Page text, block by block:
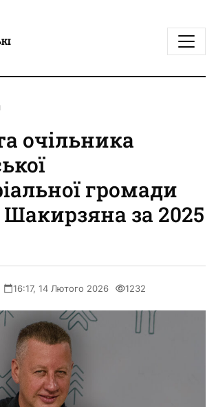
очільника
громади
Шакирзяна за 2025
16:17, 14 Лютого 2026 1232